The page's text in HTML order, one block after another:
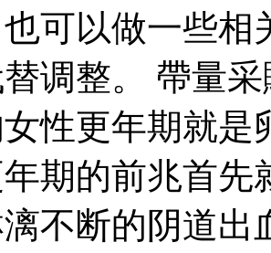
可以做一些
调整。 帶量
性更年期就是
期的前兆首先
不断的阴道出